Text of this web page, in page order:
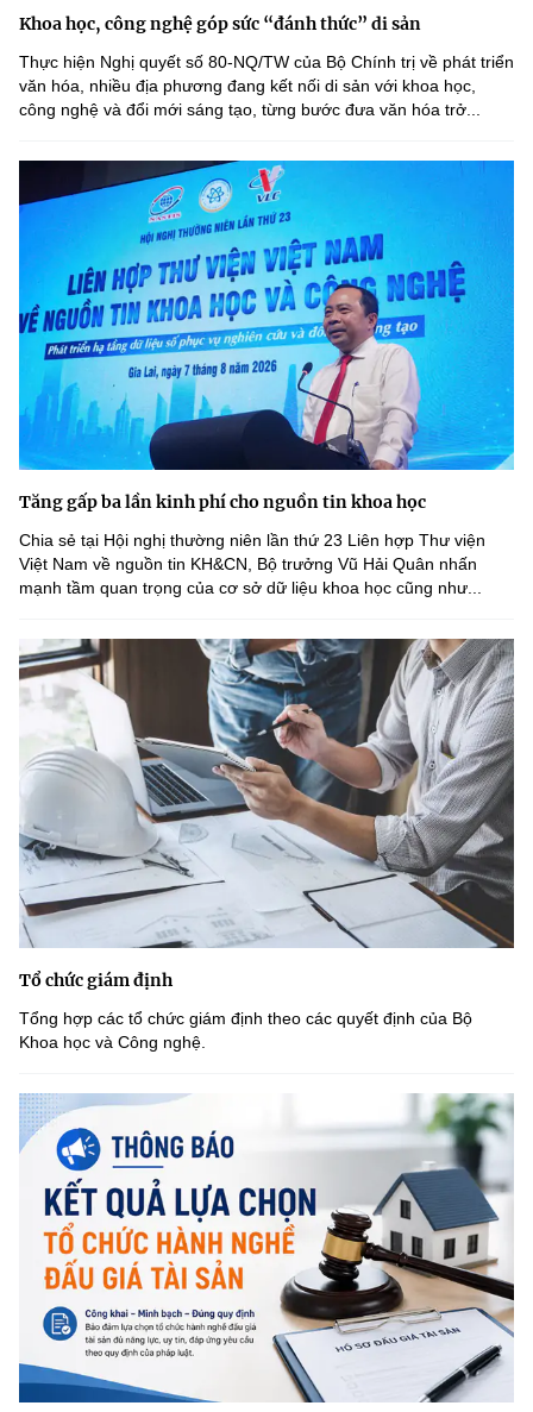
Khoa học, công nghệ góp sức “đánh thức” di sản
Thực hiện Nghị quyết số 80-NQ/TW của Bộ Chính trị về phát triển
văn hóa, nhiều địa phương đang kết nối di sản với khoa học,
công nghệ và đổi mới sáng tạo, từng bước đưa văn hóa trở...
Tăng gấp ba lần kinh phí cho nguồn tin khoa học
Chia sẻ tại Hội nghị thường niên lần thứ 23 Liên hợp Thư viện
Việt Nam về nguồn tin KH&CN, Bộ trưởng Vũ Hải Quân nhấn
mạnh tầm quan trọng của cơ sở dữ liệu khoa học cũng như...
Tổ chức giám định
Tổng hợp các tổ chức giám định theo các quyết định của Bộ
Khoa học và Công nghệ.